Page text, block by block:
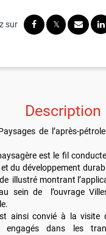
Description
de l’après-
est le fil
du développement
illustré montrant
sein de l’ouvrage
ainsi convié à la visite
dans les